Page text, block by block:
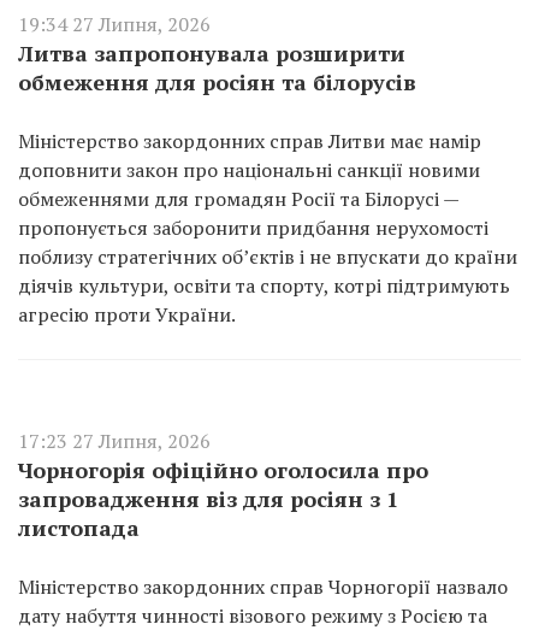
19:34 27 Липня, 2026
Литва запропонувала розширити
обмеження для росіян та білорусів
Міністерство закордонних справ Литви має намір
доповнити закон про національні санкції новими
обмеженнями для громадян Росії та Білорусі —
пропонується заборонити придбання нерухомості
поблизу стратегічних об’єктів і не впускати до країни
діячів культури, освіти та спорту, котрі підтримують
агресію проти України.
17:23 27 Липня, 2026
Чорногорія офіційно оголосила про
запровадження віз для росіян з 1
листопада
Міністерство закордонних справ Чорногорії назвало
дату набуття чинності візового режиму з Росією та